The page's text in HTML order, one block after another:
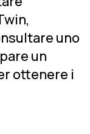
uno
un
ottenere i